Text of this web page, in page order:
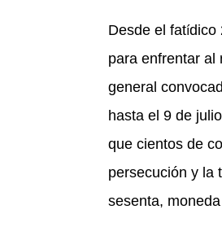
Desde el fatídico
para enfrentar al
general
hasta el 9 de
que cientos de
persecución y la
sesenta,